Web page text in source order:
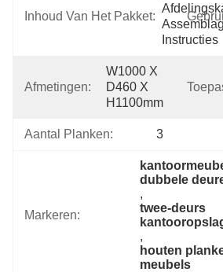
Inhoud Van Het Pakket:
Instructies
Afmetingen:
W1000 X
D460 X
H1100mm
Aantal Planken: 3
Markeren:
dubbele
,
twee-deurs
,
houten
meubels